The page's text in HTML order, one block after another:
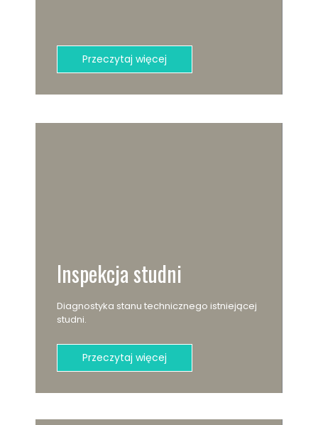
Przeczytaj więcej
Inspekcja studni
Diagnostyka stanu technicznego istniejącej
studni.
Przeczytaj więcej